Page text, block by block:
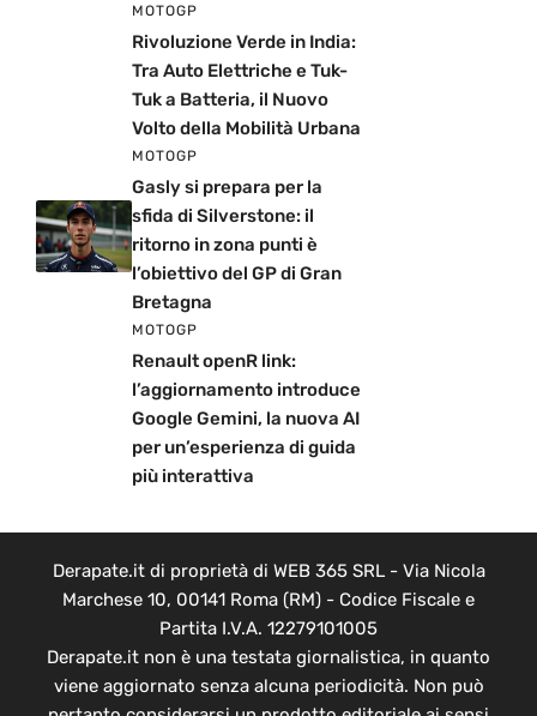
MOTOGP
Rivoluzione Verde in India:
Tra Auto Elettriche e Tuk-
Tuk a Batteria, il Nuovo
Volto della Mobilità Urbana
MOTOGP
Gasly si prepara per la
sfida di Silverstone: il
ritorno in zona punti è
l’obiettivo del GP di Gran
Bretagna
MOTOGP
Renault openR link:
l’aggiornamento introduce
Google Gemini, la nuova AI
per un’esperienza di guida
più interattiva
Derapate.it di proprietà di WEB 365 SRL - Via Nicola
Marchese 10, 00141 Roma (RM) - Codice Fiscale e
Partita I.V.A. 12279101005
Derapate.it non è una testata giornalistica, in quanto
viene aggiornato senza alcuna periodicità. Non può